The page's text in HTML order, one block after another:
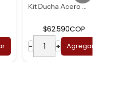
Kit Ducha Acero U...
$62.590COP
−
+ Agregar